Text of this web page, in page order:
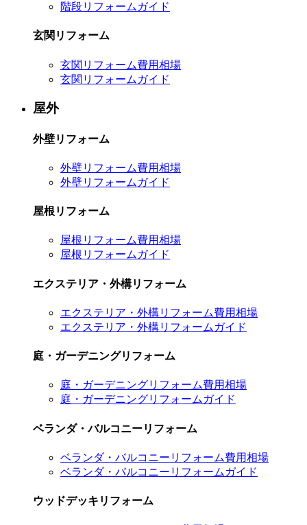
階段リフォームガイド
玄関リフォーム
玄関リフォーム費用相場
玄関リフォームガイド
屋外
外壁リフォーム
外壁リフォーム費用相場
外壁リフォームガイド
屋根リフォーム
屋根リフォーム費用相場
屋根リフォームガイド
エクステリア・外構リフォーム
エクステリア・外構リフォーム費用相場
エクステリア・外構リフォームガイド
庭・ガーデニングリフォーム
庭・ガーデニングリフォーム費用相場
庭・ガーデニングリフォームガイド
ベランダ・バルコニーリフォーム
ベランダ・バルコニーリフォーム費用相場
ベランダ・バルコニーリフォームガイド
ウッドデッキリフォーム